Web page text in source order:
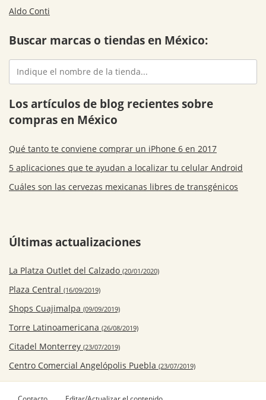
Aldo Conti
Buscar marcas o tiendas en México:
Los artículos de blog recientes sobre
compras en México
Qué tanto te conviene comprar un iPhone 6 en 2017
5 aplicaciones que te ayudan a localizar tu celular Android
Cuáles son las cervezas mexicanas libres de transgénicos
Últimas actualizaciones
La Platza Outlet del Calzado (20/01/2020)
Plaza Central (16/09/2019)
Shops Cuajimalpa (09/09/2019)
Torre Latinoamericana (26/08/2019)
Citadel Monterrey (23/07/2019)
Centro Comercial Angelópolis Puebla (23/07/2019)